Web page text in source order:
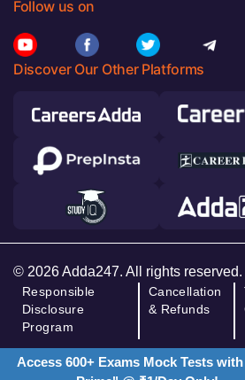
Follow us on
Discover Our Other Platforms
© 2026 Adda247. All rights reserved.
Responsible
Disclosure
Program
Cancellation
& Refunds
Access 600+ Exams Mock Tests